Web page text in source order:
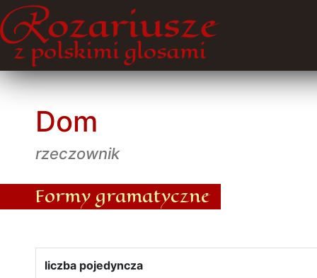
Dom
rzeczownik
Formy gramatyczne
liczba pojedyncza